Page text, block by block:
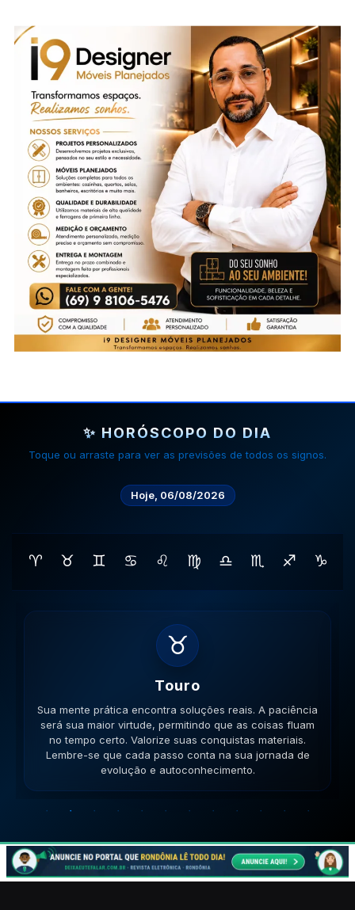
✨ HORÓSCOPO DO DIA
Toque ou arraste para ver as previsões de todos os signos.
Hoje, 06/08/2026
♈ ♉ ♊ ♋ ♌ ♍ ♎ ♏ ♐ ♑
♊
Gemeos
Sua lógica é impecável hoje. A versatilidade é seu
ponto forte; use-a para resolver impasses de forma
criativa. Esteja aberto a novas ideias. Lembre-se que
cada passo conta na sua jornada de evolução e
autoconhecimento.